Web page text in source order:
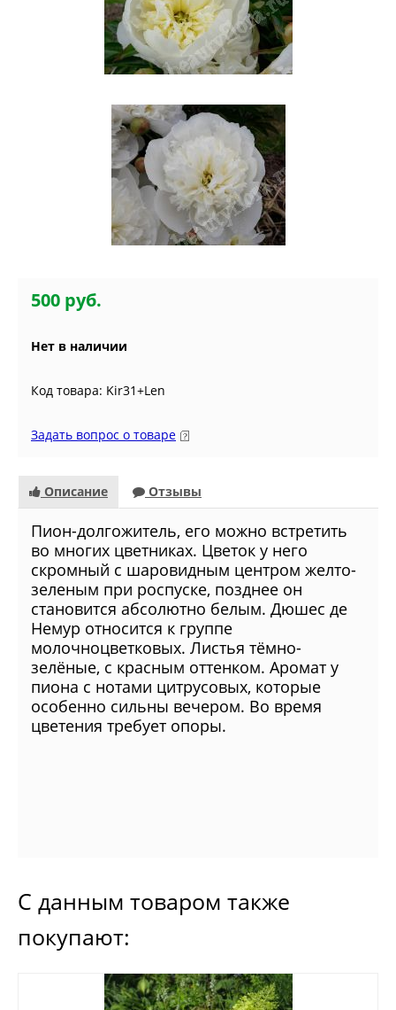
500 руб.
Нет в наличии
Код товара: Kir31+Len
Задать вопрос о товаре
Описание Отзывы
Пион-долгожитель, его можно встретить
во многих цветниках. Цветок у него
скромный с шаровидным центром желто-
зеленым при роспуске, позднее он
становится абсолютно белым. Дюшес де
Немур относится к группе
молочноцветковых. Листья тёмно-
зелёные, с красным оттенком. Аромат у
пиона с нотами цитрусовых, которые
особенно сильны вечером. Во время
цветения требует опоры.
С данным товаром также
покупают: